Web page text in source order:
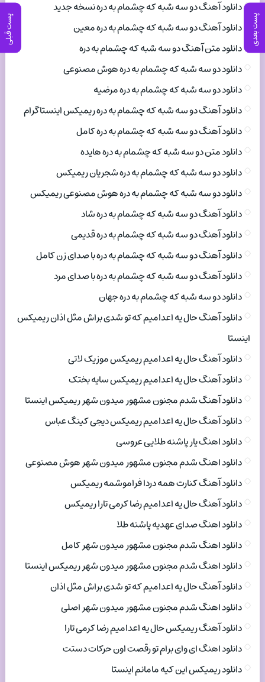
پست بعدی پست قبلی
دانلود آهنگ دو سه شبه که چشمام به دره نسخه جدید
دانلود آهنگ دو سه شبه که چشمام به دره معین
دانلود متن آهنگ دو سه شبه که چشمام به دره
دانلود دو سه شبه که چشمام به دره هوش مصنوعی
دانلود دو سه شبه که چشمام به دره مرضیه
دانلود آهنگ دو سه شبه که چشمام به دره ریمیکس اینستاگرام
دانلود آهنگ دو سه شبه که چشمام به دره کامل
دانلود متن دو سه شبه که چشمام به دره هایده
دانلود دو سه شبه که چشمام به دره شجریان ریمیکس
دانلود دو سه شبه که چشمام به دره هوش مصنوعی ریمیکس
دانلود آهنگ دو سه شبه که چشمام به دره شاد
دانلود آهنگ دو سه شبه که چشمام به دره قدیمی
دانلود آهنگ دو سه شبه که چشمام به دره با صدای زن کامل
دانلود آهنگ دو سه شبه که چشمام به دره با صدای مرد
دانلود دو سه شبه که چشمام به دره جهان
دانلود آهنگ حال یه اعدامیم که تو شدی براش مثل اذان ریمیکس
اینستا
دانلود آهنگ حال یه اعدامیم ریمیکس موزیک لاتی
دانلود آهنگ حال یه اعدامیم ریمیکس سایه بختک
دانلود آهنگ شدم مجنون مشهور میدون شهر ریمیکس اینستا
دانلود آهنگ حال یه اعدامیم ریمیکس دیجی کینگ عباس
دانلود اهنگ یار پاشنه طلایی عروسی
دانلود اهنگ شدم مجنون مشهور میدون شهر هوش مصنوعی
دانلود آهنگ کنارت همه دردا فراموشمه ریمیکس
دانلود آهنگ حال یه اعدامیم رضا کرمی تارا ریمیکس
دانلود اهنگ صدای عهدیه پاشنه طلا
دانلود اهنگ شدم مجنون مشهور میدون شهر کامل
دانلود اهنگ شدم مجنون مشهور میدون شهر ریمیکس اینستا
دانلود آهنگ حال یه اعدامیم که تو شدی براش مثل اذان
دانلود اهنگ شدم مجنون مشهور میدون شهر اصلی
دانلود آهنگ ریمیکس حال یه اعدامیم رضا کرمی تارا
دانلود اهنگ ای وای برام تو رقصت اون حرکات دستت
دانلود ریمیکس این کیه مامانم اینستا